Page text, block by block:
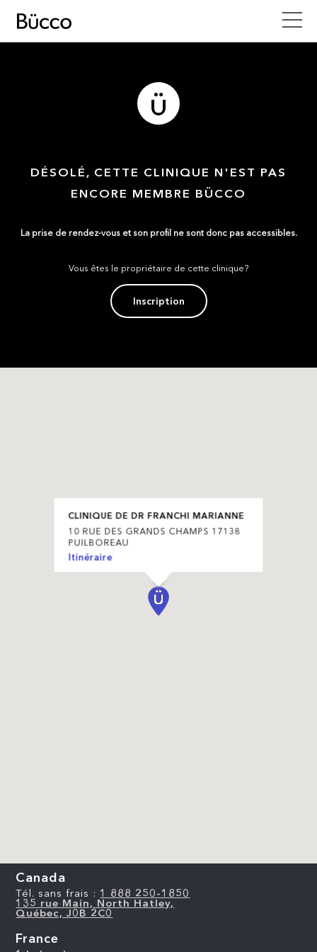
DÉSOLÉ, CETTE CLINIQUE N'EST PAS
ENCORE MEMBRE BÜCCO
La prise de rendez-vous et son profil ne sont donc pas accessibles.
Vous êtes le propriétaire de cette clinique?
Inscription
CLINIQUE DE DR FRANCHI MARIANNE
10 RUE DES GRANDS CHAMPS 17138
PUILBOREAU
Itinéraire
Canada
Tél. sans frais : 1 888 250-1850
135 rue Main, North Hatley,
Québec, J0B 2C0
France